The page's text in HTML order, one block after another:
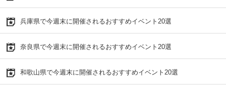
兵庫県で今週末に開催されるおすすめイベント20選
奈良県で今週末に開催されるおすすめイベント20選
和歌山県で今週末に開催されるおすすめイベント20選